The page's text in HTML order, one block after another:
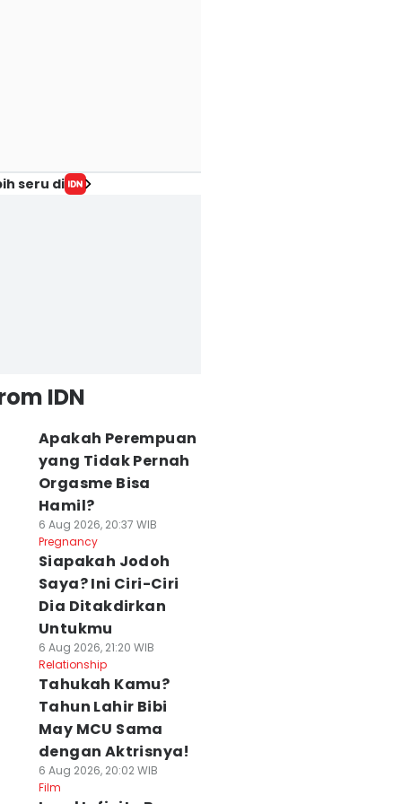
seru di
IDN
Apakah Perempuan
yang Tidak Pernah
Orgasme Bisa
Hamil?
6 Aug 2026, 20:37 WIB
Pregnancy
Siapakah Jodoh
Saya? Ini Ciri-Ciri
Dia Ditakdirkan
Untukmu
6 Aug 2026, 21:20 WIB
Relationship
Tahukah Kamu?
Tahun Lahir Bibi
May MCU Sama
dengan Aktrisnya!
6 Aug 2026, 20:02 WIB
Film